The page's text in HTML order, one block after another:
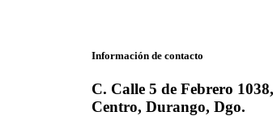
Información de contacto
C. Calle 5 de Febrero
Centro, Durango, Dgo.